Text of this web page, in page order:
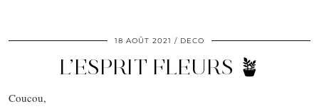
18 AOÛT 2021 DECO
L’ESPRIT FLEURS 🪴
Coucou,